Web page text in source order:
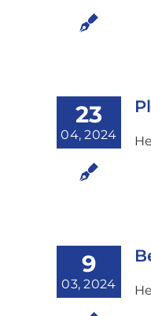
23
04, 2024
9
03, 2024